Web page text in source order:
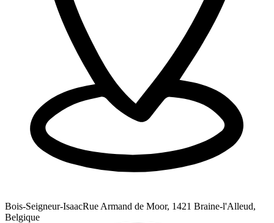
Bois-Seigneur-IsaacRue Armand de Moor, 1421 Braine-l'Alleud,
Belgique